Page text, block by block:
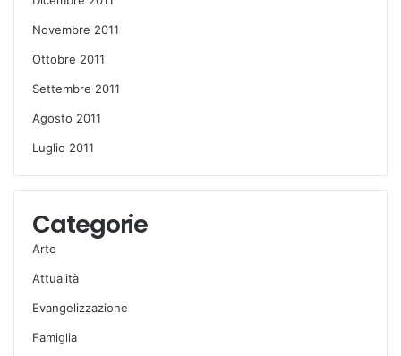
Novembre 2011
Ottobre 2011
Settembre 2011
Agosto 2011
Luglio 2011
Categorie
Arte
Attualità
Evangelizzazione
Famiglia